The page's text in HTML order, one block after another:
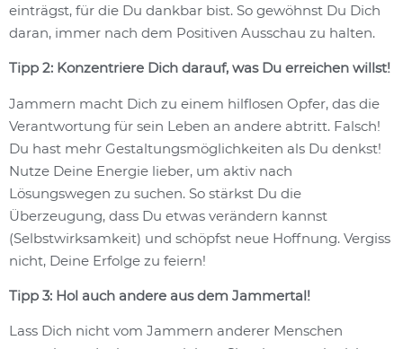
einträgst, für die Du dankbar bist. So gewöhnst Du Dich
daran, immer nach dem Positiven Ausschau zu halten.
Tipp 2: Konzentriere Dich darauf, was Du erreichen willst!
Jammern macht Dich zu einem hilflosen Opfer, das die
Verantwortung für sein Leben an andere abtritt. Falsch!
Du hast mehr Gestaltungsmöglichkeiten als Du denkst!
Nutze Deine Energie lieber, um aktiv nach
Lösungswegen zu suchen. So stärkst Du die
Überzeugung, dass Du etwas verändern kannst
(Selbstwirksamkeit) und schöpfst neue Hoffnung. Vergiss
nicht, Deine Erfolge zu feiern!
Tipp 3: Hol auch andere aus dem Jammertal!
Lass Dich nicht vom Jammern anderer Menschen